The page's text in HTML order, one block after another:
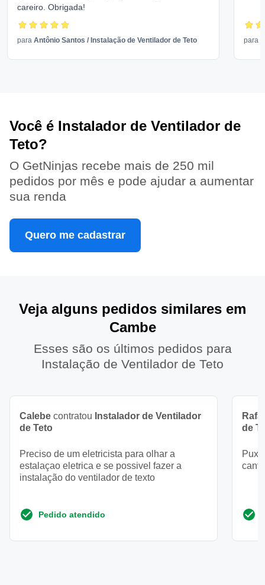
careiro. Obrigada!
para Antônio Santos / Instalação de Ventilador de Teto para
Você é Instalador de Ventilador de
Teto?
O GetNinjas recebe mais de 250 mil
pedidos por mês e pode ajudar a aumentar
sua renda
Quero me cadastrar
Veja alguns pedidos similares em
Cambe
Esses são os últimos pedidos para
Instalação de Ventilador de Teto
Calebe contratou Instalador de Ventilador
de Teto
Preciso de um eletricista para olhar a
estalaçao eletrica e se possivel fazer a
instalação do ventilador de texto
Pedido atendido
de